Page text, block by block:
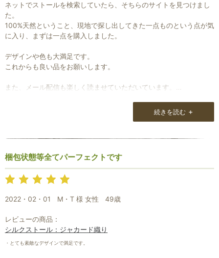
ネットでストールを検索していたら、そちらのサイトを見つけまし
た。
100%天然ということ、現地で探し出してきた一点ものという点が気
に入り、まずは一点を購入しました。
デザインや色も大満足です。
これからも良い品をお願いします。
また、メール配信も楽しく読ませていただいています。
続きを読む +
梱包状態等全てパーフェクトです
2022・02・01 M・T 様 女性 49歳
レビューの商品：
シルクストール：ジャカード織り
・とても素敵なデザインで満足です。